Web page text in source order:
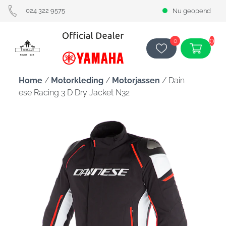
024 322 9575 Nu geopend
0 0
Home / Motorkleding / Motorjassen / Dain
ese Racing 3 D Dry Jacket N32